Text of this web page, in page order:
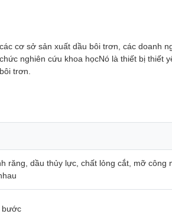
cơ sở sản xuất dầu bôi trơn, các doanh
nghiên cứu khoa họcNó là thiết bị thiết
trơn.
răng, dầu thủy lực, chất lỏng cắt, mỡ công
bước